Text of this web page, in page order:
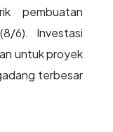
pembuatan
6). Investasi
untuk proyek
terbesar